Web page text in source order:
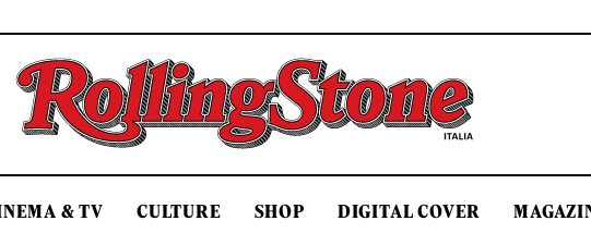
Rolling Stone Italia
& TV CULTURE SHOP DIGITAL COVER